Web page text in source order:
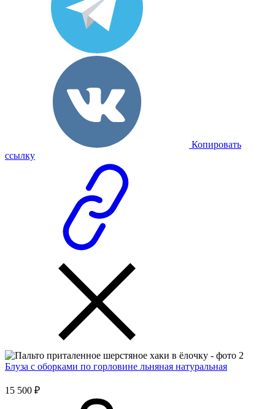
Копировать
ссылку
Блуза с оборками по горловине льняная натуральная
15 500 ₽